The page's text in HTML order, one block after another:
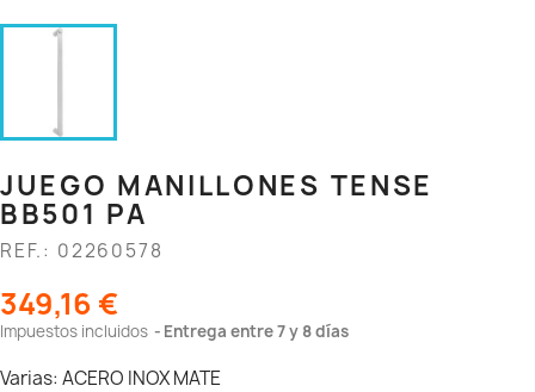
JUEGO MANILLONES TENSE
BB501 PA
REF.: 02260578
349,16 €
Impuestos incluidos Entrega entre 7 y 8 días
Varias: ACERO INOX MATE